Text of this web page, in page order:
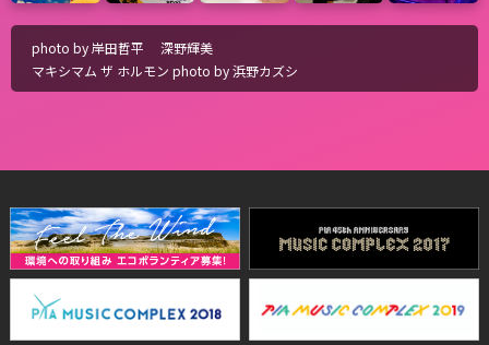
photo by 岸田哲平 深野輝美
マキシマム ザ ホルモン photo by 浜野カズシ